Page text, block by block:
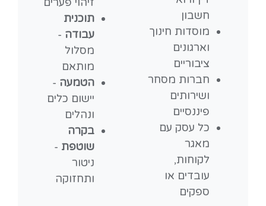
חשבון
מוסדות חינוך
וארגונים
ציבוריים
חברות מסחר
ושירותים
פיננסיים
כל עסק עם
מאגר
לקוחות,
עובדים או
ספקים
תוכנית
עבודה -
מסלול
מותאם
הטמעה -
יישום כלים
ונהלים
בקרה
שוטפת -
ניטור
ותחזוקה